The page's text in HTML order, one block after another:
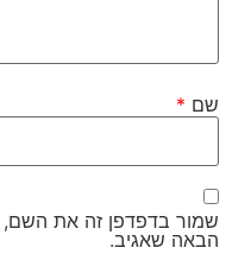
שם *
שמור בדפדפן זה את השם,
הבאה שאגיב.